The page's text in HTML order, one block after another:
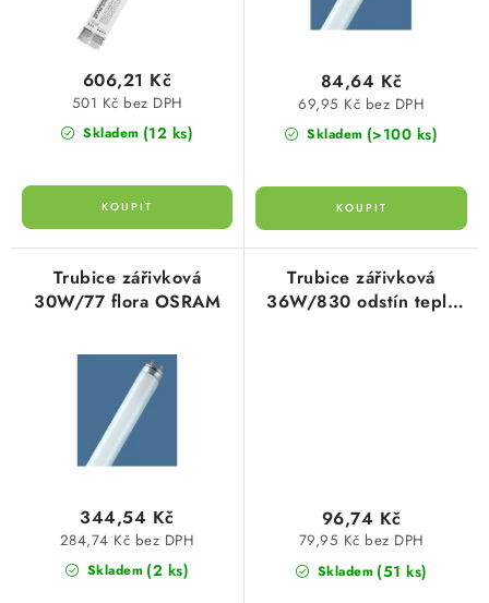
ŽÁROVKY
FOTOVOLTAIKA
OHŘÍVAČE VODY
SVÍTIDLA domovní
LED osvětlení
SVÍTIDLA interiérová
SVÍTIDLA technická
Skladem (12 ks)
501 Kč bez DPH
606,21 Kč
Skladem (>100 ks)
69,95 Kč bez DPH
84,64 Kč
Trubice zářivková
30W/77 flora OSRAM
Skladem (2 ks)
284,74 Kč bez DPH
344,54 Kč
Trubice zářivková
36W/830 odstín teplá
Skladem (51 ks)
79,95 Kč bez DPH
96,74 Kč